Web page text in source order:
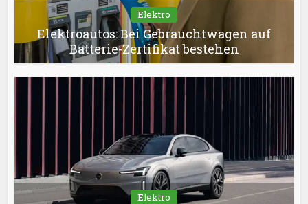
Elektro
Elektroautos: Bei Gebrauchtwagen auf
Batterie-Zertifikat bestehen
Elektro